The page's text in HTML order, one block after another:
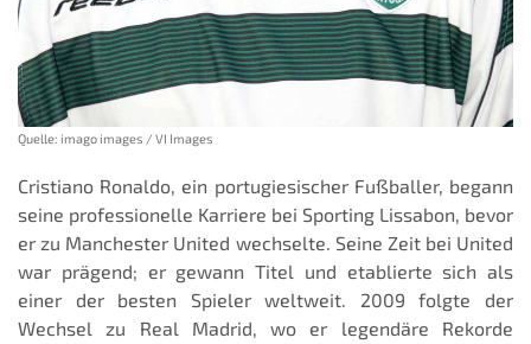
Quelle: imago images / VI Images
Cristiano Ronaldo, ein portugiesischer Fußballer, begann
seine professionelle Karriere bei Sporting Lissabon, bevor
er zu Manchester United wechselte. Seine Zeit bei United
war prägend; er gewann Titel und etablierte sich als
einer der besten Spieler weltweit. 2009 folgte der
Wechsel zu Real Madrid, wo er legendäre Rekorde